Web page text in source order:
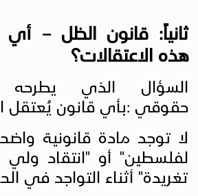
ثانياً: قانون الظل –
هذه الاعتقالات؟
السؤال الذي
حقوقي :بأي قانون يُعتقل
لا توجد مادة قانونية
لفلسطين" أو "انتقاد ولي
تغريدة" أثناء التواجد في